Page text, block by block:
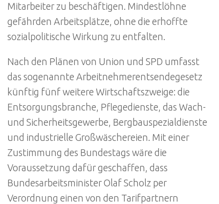
Mitarbeiter zu beschäftigen. Mindestlöhne
gefährden Arbeitsplätze, ohne die erhoffte
sozialpolitische Wirkung zu entfalten.
Nach den Plänen von Union und SPD umfasst
das sogenannte Arbeitnehmerentsendegesetz
künftig fünf weitere Wirtschaftszweige: die
Entsorgungsbranche, Pflegedienste, das Wach-
und Sicherheitsgewerbe, Bergbauspezialdienste
und industrielle Großwäschereien. Mit einer
Zustimmung des Bundestags wäre die
Voraussetzung dafür geschaffen, dass
Bundesarbeitsminister Olaf Scholz per
Verordnung einen von den Tarifpartnern